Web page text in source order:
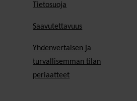
Tietosuoja
Saavutettavuus
Yhdenvertaisen ja
turvallisemman tilan
periaatteet